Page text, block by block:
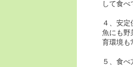
して食べ
４、安定
魚にも野
育環境も
５、食べ